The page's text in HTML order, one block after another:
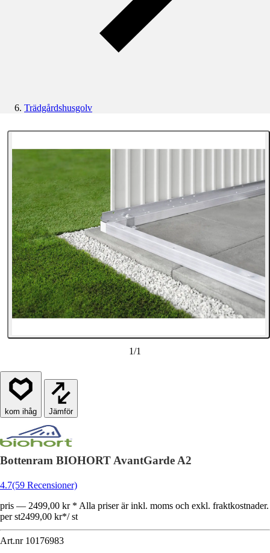
Trädgårdshusgolv
1/1
Jämför
Bottenram BIOHORT AvantGarde A2
4.7(59 Recensioner)
pris — 2499,00 kr * Alla priser är inkl. moms och exkl. fraktkostnader.
per st2499,00 kr*/ st
Art.nr 10176983